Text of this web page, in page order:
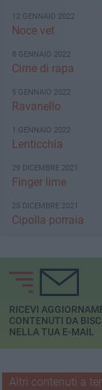
12 GENNAIO 2022
Noce vet
8 GENNAIO 2022
Cime di rapa
5 GENNAIO 2022
Ravanello
1 GENNAIO 2022
Lenticchia
29 DICEMBRE 2021
Finger lime
25 DICEMBRE 2021
Cipolla porraia
RICEVI
CONTENUTI DA
NELLA TUA E-MAIL
Altri contenuti a